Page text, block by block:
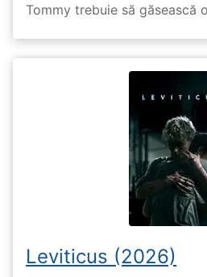
Tommy trebuie să găsească
Leviticus (2026)